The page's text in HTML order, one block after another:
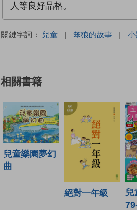
人等良好品格。
關鍵字詞： 兒童 | 笨狼的故事 |
相關書籍
兒童樂園夢幻
曲
絕對一年級
兒